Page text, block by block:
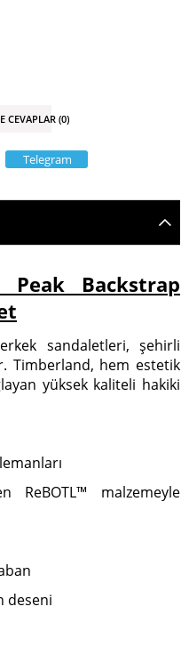
CEVAPLAR (0)
Telegram
Peak Backstrap
sandaletleri, şehirli
Timberland, hem estetik
yüksek kaliteli hakiki
ReBOTL™ malzemeyle
deseni